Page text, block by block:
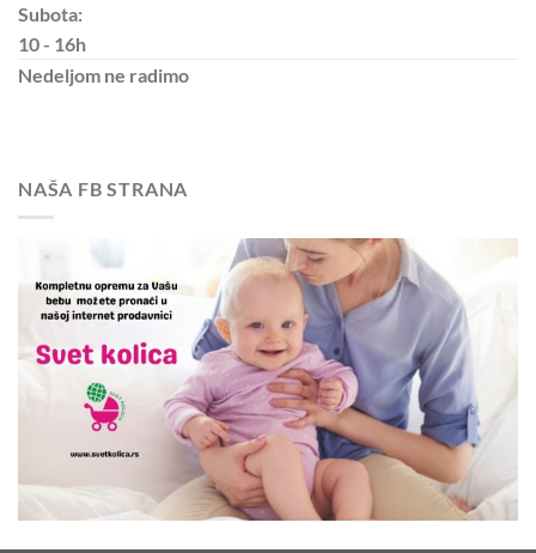
Subota:
10 - 16h
Nedeljom ne radimo
NAŠA FB STRANA